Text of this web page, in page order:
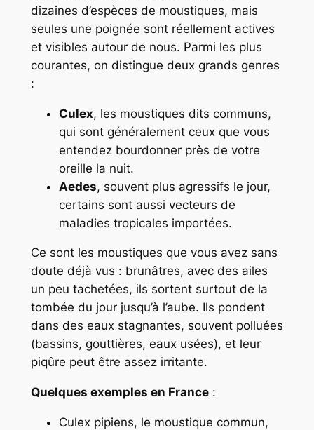
dizaines d’espèces de moustiques, mais
seules une poignée sont réellement actives
et visibles autour de nous. Parmi les plus
courantes, on distingue deux grands genres
:
Culex, les moustiques dits communs,
qui sont généralement ceux que vous
entendez bourdonner près de votre
oreille la nuit.
Aedes, souvent plus agressifs le jour,
certains sont aussi vecteurs de
maladies tropicales importées.
Ce sont les moustiques que vous avez sans
doute déjà vus : brunâtres, avec des ailes
un peu tachetées, ils sortent surtout de la
tombée du jour jusqu’à l’aube. Ils pondent
dans des eaux stagnantes, souvent polluées
(bassins, gouttières, eaux usées), et leur
piqûre peut être assez irritante.
Quelques exemples en France:
Culex pipiens, le moustique commun,